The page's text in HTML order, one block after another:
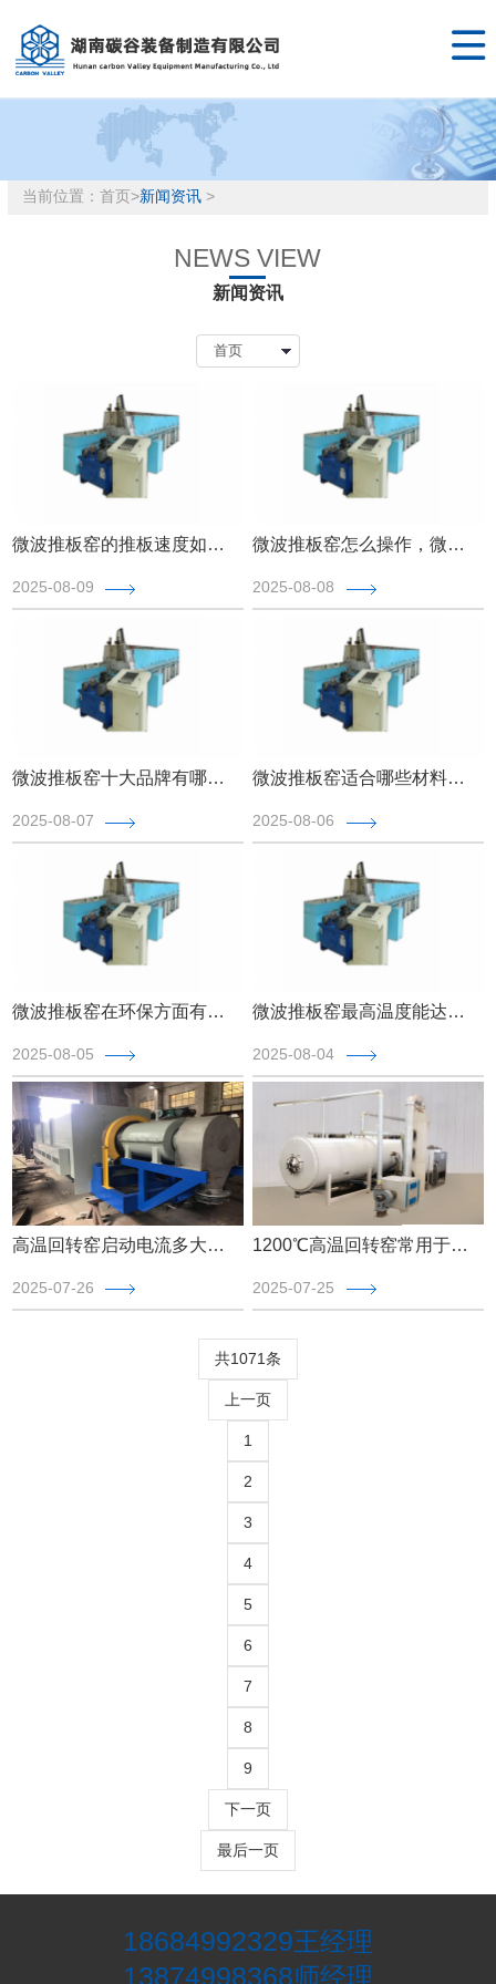

当前位置： 首页>新闻资讯>
NEWS VIEW
新闻资讯
微波推板窑的推板速度如何设定，微波推板窑速度设定指南【全网聚焦】
2025-08-09
微波推板窑怎么操作，微波推板窑操作指南【全网更新】
2025-08-08
微波推板窑十大品牌有哪些，2025年微波推板窑十大品牌【全网更新】
2025-08-07
微波推板窑适合哪些材料的烧结，微波推板窑厂家解答【最新更新】
2025-08-06
微波推板窑在环保方面有哪些优势，三分钟了解本文【实时更新】
2025-08-05
微波推板窑最高温度能达到多少，微波推板窑最高温度【最新更新】
2025-08-04
高温回转窑启动电流多大，本文带你了解【最新更新】
2025-07-26
1200℃高温回转窑常用于哪些行业，本文带你了解【最新更新】
2025-07-25
共1071条
上一页
1
2
3
4
5
6
7
8
9
下一页
最后一页
18684992329王经理
13874998368师经理